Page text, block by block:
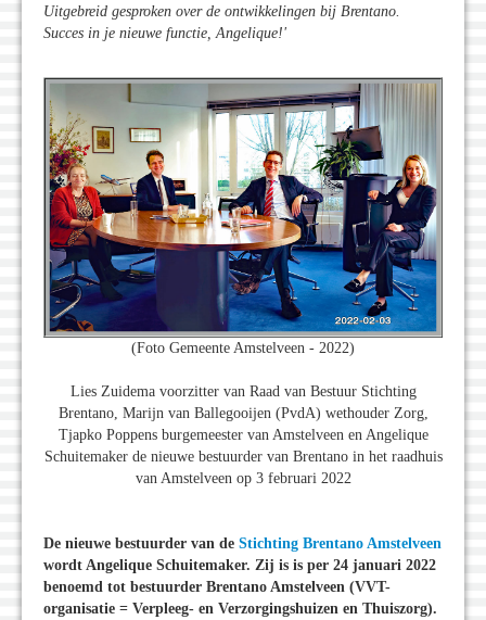
Uitgebreid gesproken over de ontwikkelingen bij Brentano.
Succes in je nieuwe functie, Angelique!'
(Foto Gemeente Amstelveen - 2022)
Lies Zuidema voorzitter van Raad van Bestuur Stichting
Brentano, Marijn van Ballegooijen (PvdA) wethouder Zorg,
Tjapko Poppens burgemeester van Amstelveen en Angelique
Schuitemaker de nieuwe bestuurder van Brentano in het raadhuis
van Amstelveen op 3 februari 2022
De nieuwe bestuurder van de Stichting Brentano Amstelveen
wordt Angelique Schuitemaker. Zij is is per 24 januari 2022
benoemd tot bestuurder Brentano Amstelveen (VVT-
organisatie = Verpleeg- en Verzorgingshuizen en Thuiszorg).